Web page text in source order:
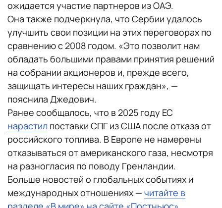
ожидается участие партнеров из ОАЭ.
Она также подчеркнула, что Сербии удалось
улучшить свои позиции на этих переговорах по
сравнению с 2008 годом. «Это позволит нам
обладать большими правами принятия решений
на собрании акционеров и, прежде всего,
защищать интересы наших граждан», —
пояснила Джедович.
Ранее сообщалось, что в 2025 году ЕС
нарастил поставки СПГ из США после отказа от
российского топлива. В Европе не намерены
отказываться от американского газа, несмотря
на разногласия по поводу Гренландии.
Больше новостей о глобальных событиях и
международных отношениях — читайте в